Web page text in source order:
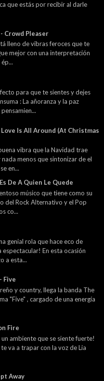
que estás por recibir al darle
Crowd Pleaser
lleno de vibras feroces que te
mejor con una interpretación
para que te sientes y dejes
: La añoranza y la paz
Is All Around (At Christmas
vibra que la Navidad trae
menos que sintonizar de el
en...
De A Quien Le Quede
músico que tiene como su
del Rock Alternativo y el Pop
co...
genial rola que hace eco de
espectacular! En esta ocasión
a esta...
Five
y country, llega la banda The
"Five" , cargado de una energía
Fire
ambiente que se siente fuerte!
va a trapar con la voz de Lia
Away